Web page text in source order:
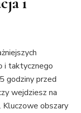
i taktycznego
godziny przed
wejdziesz na
Kluczowe obszary